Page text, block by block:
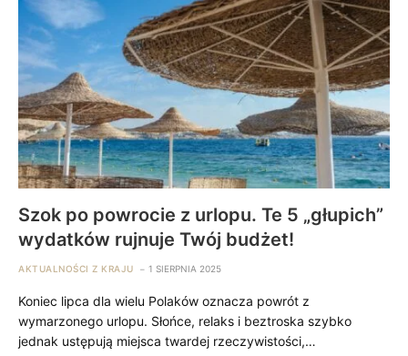
Szok po powrocie z urlopu. Te 5 „głupich”
wydatków rujnuje Twój budżet!
AKTUALNOŚCI Z KRAJU 1 SIERPNIA 2025
Koniec lipca dla wielu Polaków oznacza powrót z
wymarzonego urlopu. Słońce, relaks i beztroska szybko
jednak ustępują miejsca twardej rzeczywistości,…